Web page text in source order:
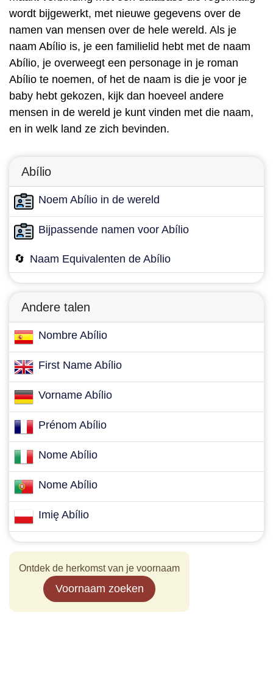
wordt bijgewerkt, met nieuwe gegevens over de
namen van mensen over de hele wereld. Als je
naam Abílio is, je een familielid hebt met de naam
Abílio, je overweegt een personage in je roman
Abílio te noemen, of het de naam is die je voor je
baby hebt gekozen, kijk dan hoeveel andere
mensen in de wereld je kunt vinden met die naam,
en in welk land ze zich bevinden.
Abílio
Noem Abílio in de wereld
Bijpassende namen voor Abílio
🔄 Naam Equivalenten de Abílio
Andere talen
Nombre Abílio
First Name Abílio
Vorname Abílio
Prénom Abílio
Nome Abílio
Nome Abílio
Imię Abílio
Ontdek de herkomst van je voornaam
Voornaam zoeken